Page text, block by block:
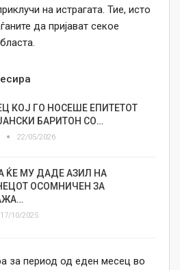
на истрагата. Тие, исто
да пријават секое
КОЈ ГО НОСЕШЕ ЕПИТЕТОТ
БАРИТОН СО…
22/05/2026
ЌЕ МУ ДАДЕ АЗИЛ НА
ОСОМНИЧЕН ЗА
17/10/2025
за период од еден месец во